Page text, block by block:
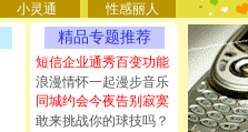
小灵通 性感丽人
精品专题推荐
短信企业通秀百变功能
浪漫情怀一起漫步音乐
同城约会今夜告别寂寞
敢来挑战你的球技吗？
要平安
[圣诞节]
能正大光
都要快乐
[圣诞节]
如意,快
[元旦]看